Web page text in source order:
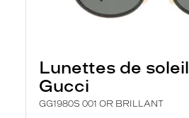
Lunettes de soleil
Gucci
GG1980S 001 OR BRILLANT